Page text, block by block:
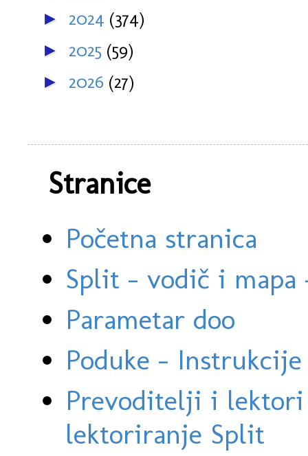
► 2024 (374)
► 2025 (59)
► 2026 (27)
Stranice
Početna stranica
Split - vodič i
Parametar doo
Poduke -
Prevoditelji i
lektoriranje Split